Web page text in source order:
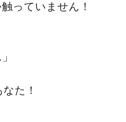
っていません！
た！